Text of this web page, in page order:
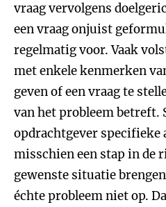
vraag vervolgens
een vraag onjuist
regelmatig voor. Vaak
met enkele kenmerken
geven of een vraag te
van het probleem betreft.
opdrachtgever specifieke
misschien een stap in de
gewenste situatie
échte probleem niet op.